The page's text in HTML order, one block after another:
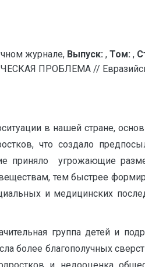
журнале, Выпуск: , Том: ,
ПРОБЛЕМА //
в нашей стране,
что создало
приняло угрожающие
тем быстрее
и медицинских
группа детей и
более благополучных